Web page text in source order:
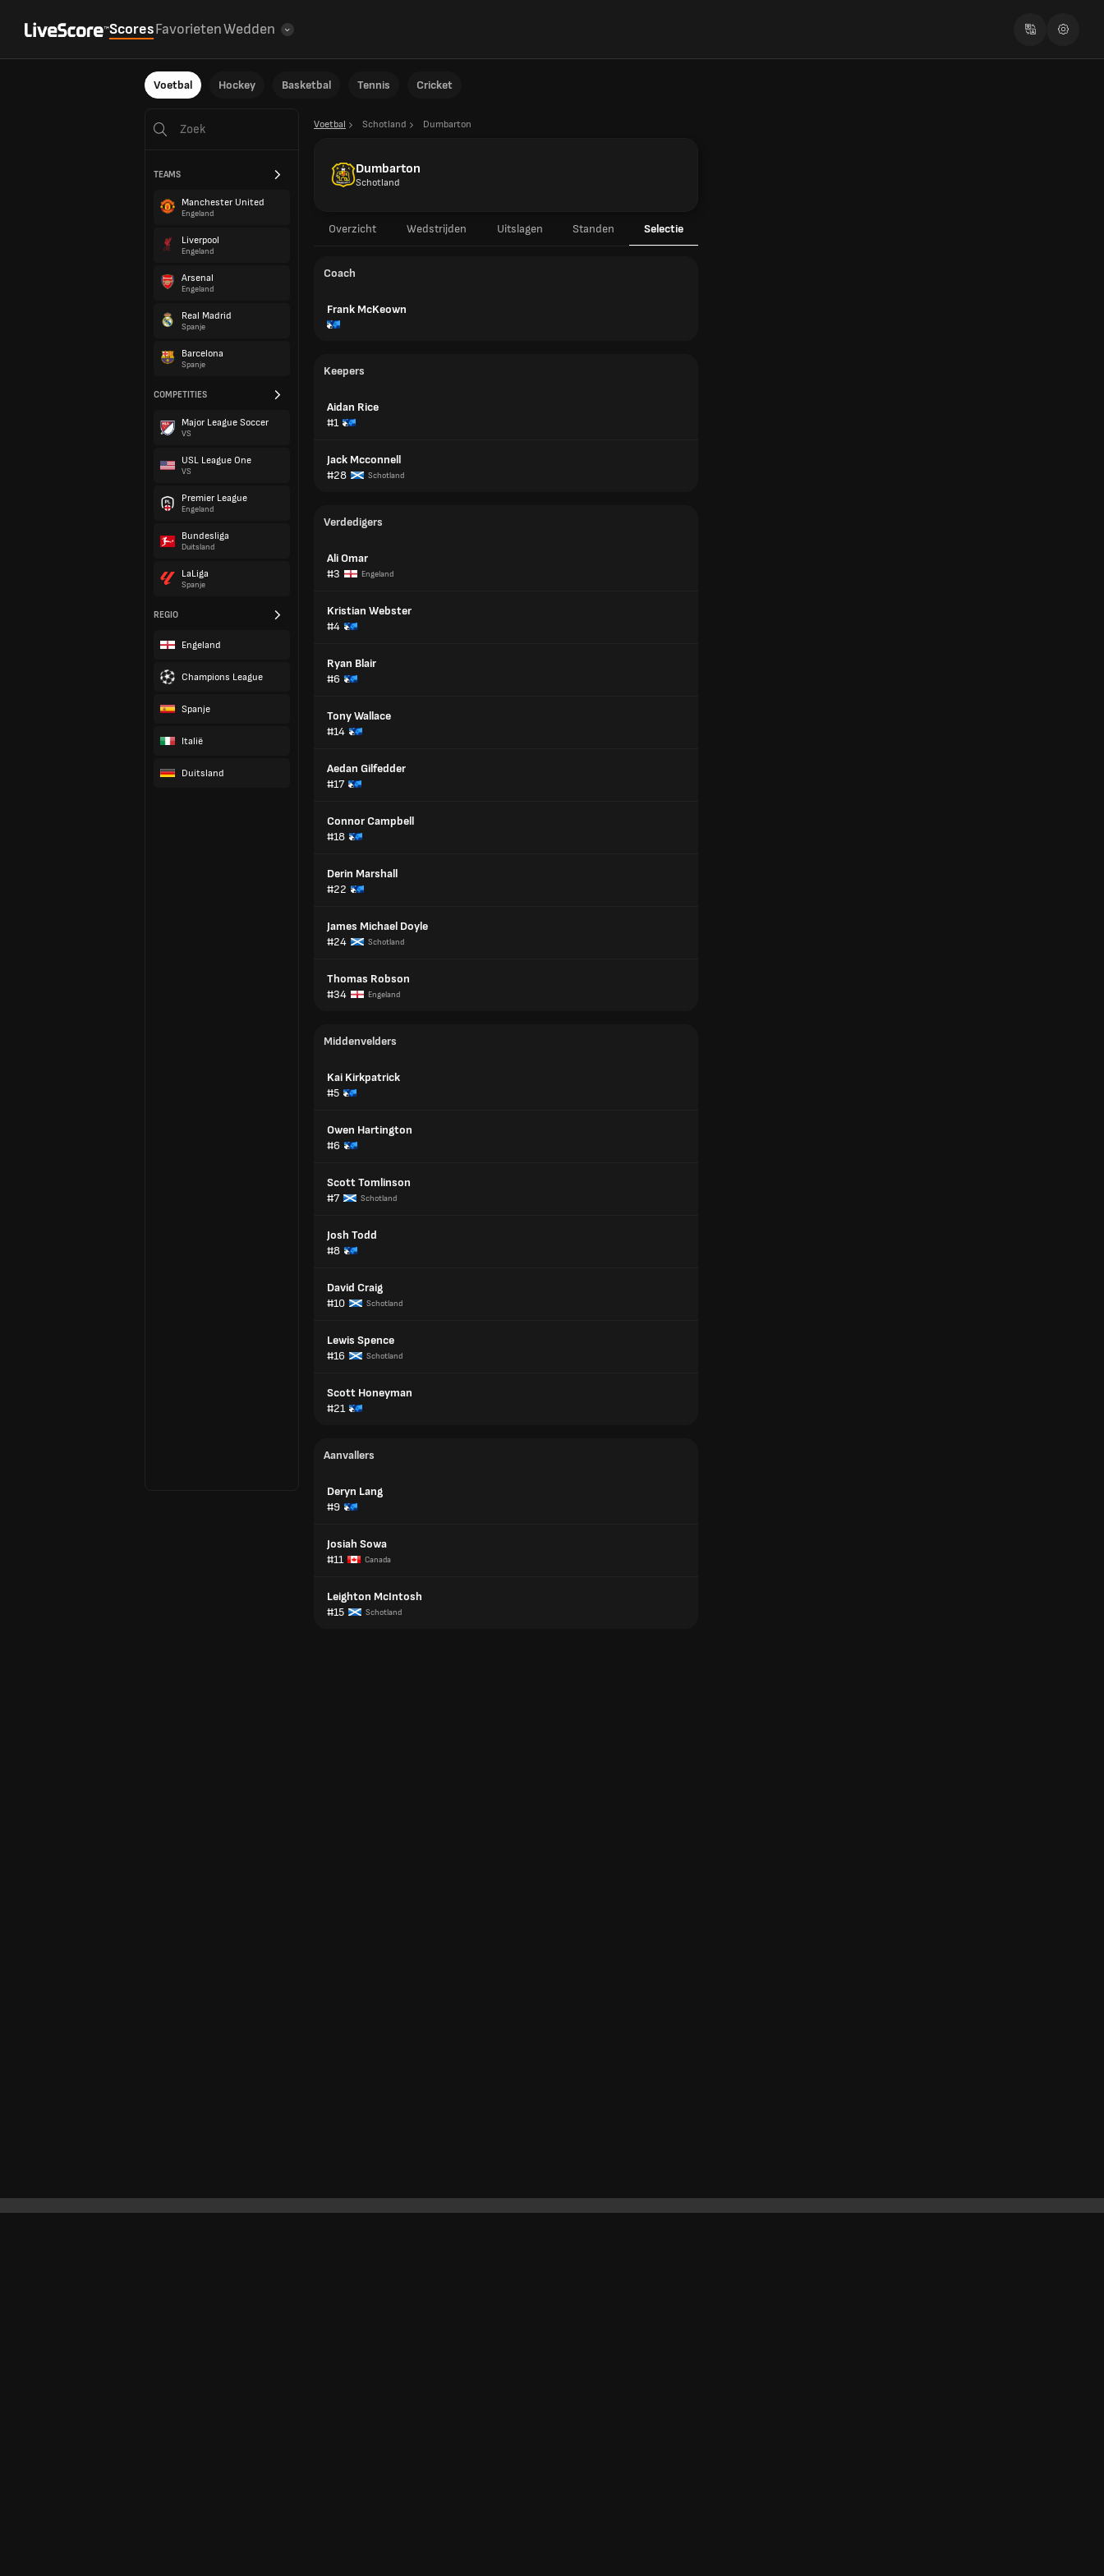
ScoresFavorietenWedden
Voetbal Hockey Basketbal Tennis Cricket
TEAMS
Manchester United
Engeland
Liverpool
Engeland
Arsenal
Engeland
Real Madrid
Spanje
Barcelona
Spanje
COMPETITIES
Major League Soccer
VS
USL League One
VS
Premier League
Engeland
Bundesliga
Duitsland
LaLiga
Spanje
REGIO
Engeland
Champions League
Spanje
Italië
Duitsland
Voetbal Schotland Dumbarton
Dumbarton
Schotland
Overzicht Wedstrijden Uitslagen Standen Selectie
Coach
Frank McKeown
Keepers
Aidan Rice
#1
Jack Mcconnell
#28
Schotland
Verdedigers
Ali Omar
#3
Engeland
Kristian Webster
#4
Ryan Blair
#6
Tony Wallace
#14
Aedan Gilfedder
#17
Connor Campbell
#18
Derin Marshall
#22
James Michael Doyle
#24
Schotland
Thomas Robson
#34
Engeland
Middenvelders
Kai Kirkpatrick
#5
Owen Hartington
#6
Scott Tomlinson
#7
Schotland
Josh Todd
#8
David Craig
#10
Schotland
Lewis Spence
#16
Schotland
Scott Honeyman
#21
Aanvallers
Deryn Lang
#9
Josiah Sowa
#11
Canada
Leighton McIntosh
#15
Schotland